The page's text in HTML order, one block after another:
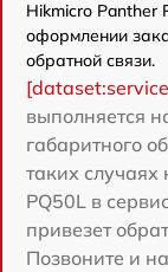
Hikmicro Panther
оформлении
обратной связи.
выполняется
габаритного
таких
PQ50L в
привезет
Позвоните и